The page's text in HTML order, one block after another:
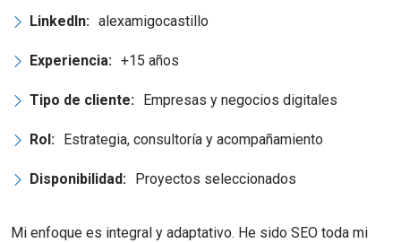
LinkedIn: alexamigocastillo
Experiencia: +15 años
Tipo de cliente: Empresas y negocios digitales
Rol: Estrategia, consultoría y acompañamiento
Disponibilidad: Proyectos seleccionados
Mi enfoque es integral y adaptativo. He sido SEO toda mi